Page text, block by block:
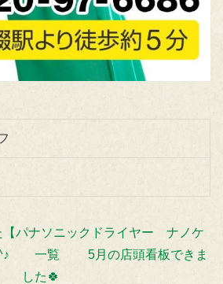
【パナソニックドライヤー ナノケ
一覧
5月の店頭看板できま
した🍀